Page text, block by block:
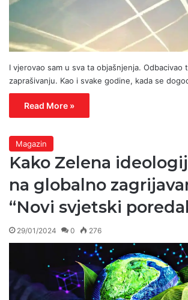
I vjerovao sam u sva ta objašnjenja. Odbacivao
zaprašivanju. Kao i svake godine, kada se
Read More »
Magazin
Kako Zelena
na globalno
“Novi svjetski
29/01/2024 0 276